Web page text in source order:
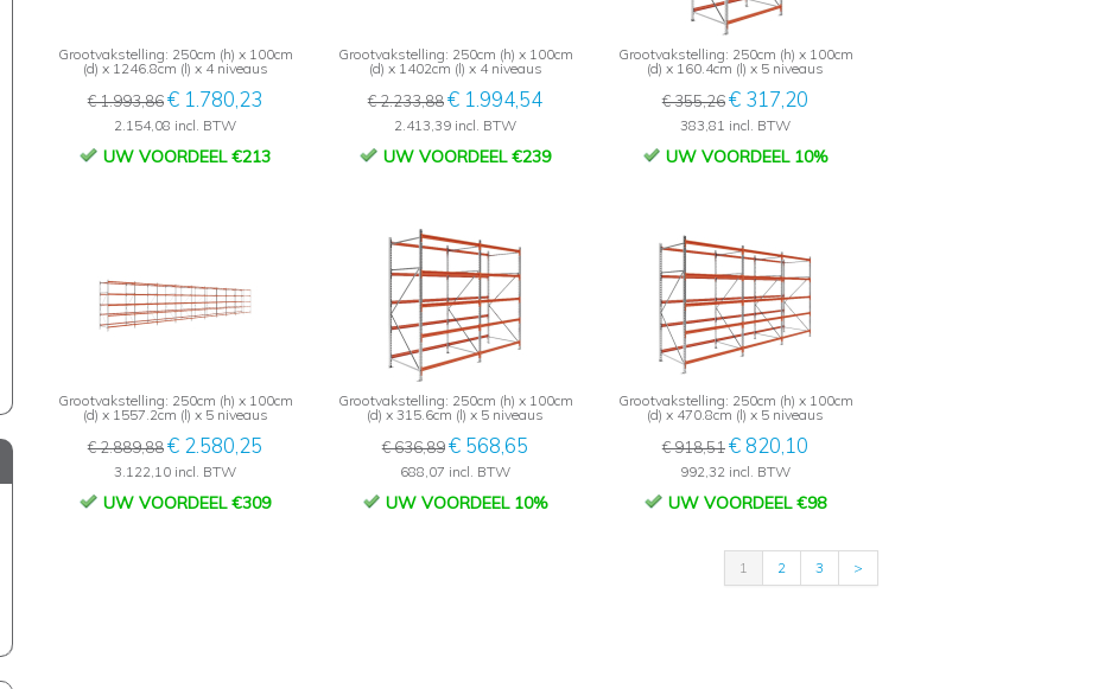
Grootvakstelling: 250cm (h) x 100cm
(d) x 1246.8cm (l) x 4 niveaus
€ 1.993,86€ 1.780,23
2.154,08 incl. BTW
UW VOORDEEL €213
Grootvakstelling: 250cm (h) x 100cm
(d) x 1402cm (l) x 4 niveaus
€ 2.233,88€ 1.994,54
2.413,39 incl. BTW
UW VOORDEEL €239
Grootvakstelling: 250cm (h) x 100cm
(d) x 160.4cm (l) x 5 niveaus
€ 355,26€ 317,20
383,81 incl. BTW
UW VOORDEEL 10%
Grootvakstelling: 250cm (h) x 100cm
(d) x 1557.2cm (l) x 5 niveaus
€ 2.889,88€ 2.580,25
3.122,10 incl. BTW
UW VOORDEEL €309
Grootvakstelling: 250cm (h) x 100cm
(d) x 315.6cm (l) x 5 niveaus
€ 636,89€ 568,65
688,07 incl. BTW
UW VOORDEEL 10%
Grootvakstelling: 250cm (h) x 100cm
(d) x 470.8cm (l) x 5 niveaus
€ 918,51€ 820,10
992,32 incl. BTW
UW VOORDEEL €98
1 2 3 >